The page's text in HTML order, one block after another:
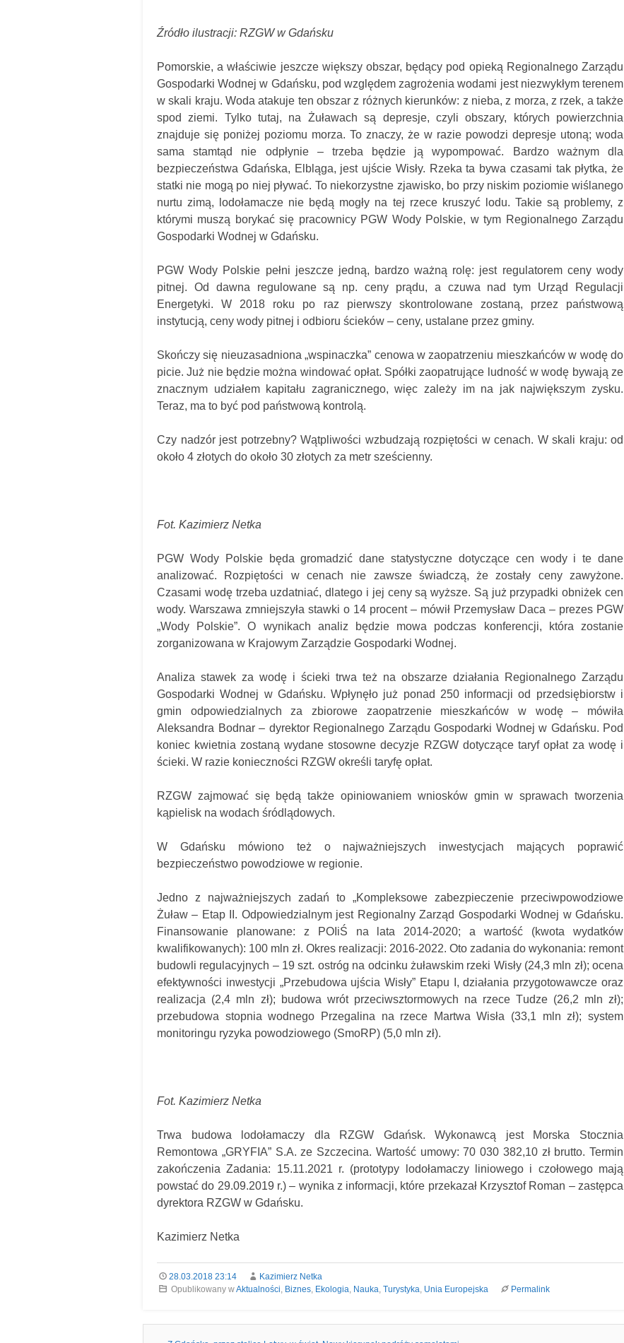
Źródło ilustracji: RZGW w Gdańsku
Pomorskie, a właściwie jeszcze większy obszar, będący pod opieką Regionalnego Zarządu
Gospodarki Wodnej w Gdańsku, pod względem zagrożenia wodami jest niezwykłym terenem
w skali kraju. Woda atakuje ten obszar z różnych kierunków: z nieba, z morza, z rzek, a także
spod ziemi. Tylko tutaj, na Żuławach są depresje, czyli obszary, których powierzchnia
znajduje się poniżej poziomu morza. To znaczy, że w razie powodzi depresje utoną; woda
sama stamtąd nie odpłynie – trzeba będzie ją wypompować. Bardzo ważnym dla
bezpieczeństwa Gdańska, Elbląga, jest ujście Wisły. Rzeka ta bywa czasami tak płytka, że
statki nie mogą po niej pływać. To niekorzystne zjawisko, bo przy niskim poziomie wiślanego
nurtu zimą, lodołamacze nie będą mogły na tej rzece kruszyć lodu. Takie są problemy, z
którymi muszą borykać się pracownicy PGW Wody Polskie, w tym Regionalnego Zarządu
Gospodarki Wodnej w Gdańsku.
PGW Wody Polskie pełni jeszcze jedną, bardzo ważną rolę: jest regulatorem ceny wody
pitnej. Od dawna regulowane są np. ceny prądu, a czuwa nad tym Urząd Regulacji
Energetyki. W 2018 roku po raz pierwszy skontrolowane zostaną, przez państwową
instytucją, ceny wody pitnej i odbioru ścieków – ceny, ustalane przez gminy.
Skończy się nieuzasadniona „wspinaczka” cenowa w zaopatrzeniu mieszkańców w wodę do
picie. Już nie będzie można windować opłat. Spółki zaopatrujące ludność w wodę bywają ze
znacznym udziałem kapitału zagranicznego, więc zależy im na jak największym zysku.
Teraz, ma to być pod państwową kontrolą.
Czy nadzór jest potrzebny? Wątpliwości wzbudzają rozpiętości w cenach. W skali kraju: od
około 4 złotych do około 30 złotych za metr sześcienny.
Fot. Kazimierz Netka
PGW Wody Polskie będa gromadzić dane statystyczne dotyczące cen wody i te dane
analizować. Rozpiętości w cenach nie zawsze świadczą, że zostały ceny zawyżone.
Czasami wodę trzeba uzdatniać, dlatego i jej ceny są wyższe. Są już przypadki obniżek cen
wody. Warszawa zmniejszyła stawki o 14 procent – mówił Przemysław Daca – prezes PGW
„Wody Polskie”. O wynikach analiz będzie mowa podczas konferencji, która zostanie
zorganizowana w Krajowym Zarządzie Gospodarki Wodnej.
Analiza stawek za wodę i ścieki trwa też na obszarze działania Regionalnego Zarządu
Gospodarki Wodnej w Gdańsku. Wpłynęło już ponad 250 informacji od przedsiębiorstw i
gmin odpowiedzialnych za zbiorowe zaopatrzenie mieszkańców w wodę – mówiła
Aleksandra Bodnar – dyrektor Regionalnego Zarządu Gospodarki Wodnej w Gdańsku. Pod
koniec kwietnia zostaną wydane stosowne decyzje RZGW dotyczące taryf opłat za wodę i
ścieki. W razie konieczności RZGW określi taryfę opłat.
RZGW zajmować się będą także opiniowaniem wniosków gmin w sprawach tworzenia
kąpielisk na wodach śródlądowych.
W Gdańsku mówiono też o najważniejszych inwestycjach mających poprawić
bezpieczeństwo powodziowe w regionie.
Jedno z najważniejszych zadań to „Kompleksowe zabezpieczenie przeciwpowodziowe
Żuław – Etap II. Odpowiedzialnym jest Regionalny Zarząd Gospodarki Wodnej w Gdańsku.
Finansowanie planowane: z POIiŚ na lata 2014-2020; a wartość (kwota wydatków
kwalifikowanych): 100 mln zł. Okres realizacji: 2016-2022. Oto zadania do wykonania: remont
budowli regulacyjnych – 19 szt. ostróg na odcinku żuławskim rzeki Wisły (24,3 mln zł); ocena
efektywności inwestycji „Przebudowa ujścia Wisły” Etapu I, działania przygotowawcze oraz
realizacja (2,4 mln zł); budowa wrót przeciwsztormowych na rzece Tudze (26,2 mln zł);
przebudowa stopnia wodnego Przegalina na rzece Martwa Wisła (33,1 mln zł); system
monitoringu ryzyka powodziowego (SmoRP) (5,0 mln zł).
Fot. Kazimierz Netka
Trwa budowa lodołamaczy dla RZGW Gdańsk. Wykonawcą jest Morska Stocznia
Remontowa „GRYFIA” S.A. ze Szczecina. Wartość umowy: 70 030 382,10 zł brutto. Termin
zakończenia Zadania: 15.11.2021 r. (prototypy lodołamaczy liniowego i czołowego mają
powstać do 29.09.2019 r.) – wynika z informacji, które przekazał Krzysztof Roman – zastępca
dyrektora RZGW w Gdańsku.
Kazimierz Netka
28.03.2018 23:14
Kazimierz Netka
Opublikowany wAktualności, Biznes, Ekologia, Nauka, Turystyka, Unia Europejska Permalink